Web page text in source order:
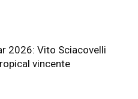
2026: Vito Sciacovelli
vincente